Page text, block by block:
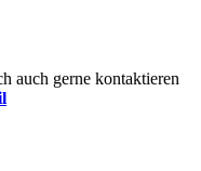
auch gerne kontaktieren